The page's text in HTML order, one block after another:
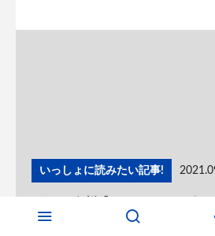
いっしょに読みたい記事!
察。最後のシーンの意味は? 『シャ